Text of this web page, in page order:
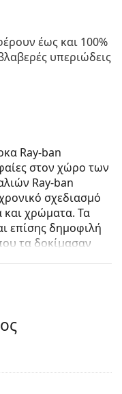
έως και 100%
υπεριώδεις
Ray-ban
στον χώρο των
Ray-ban
σχεδιασμό
και χρώματα. Τα
επίσης δημοφιλή
τα δοκίμασαν
καθρέφτη
απόλυτα